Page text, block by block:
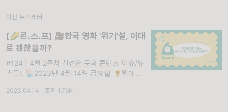
이전 뉴스레터
[🌽콘.스.프] 🎥한국 영화 '위기'설, 이대
로 괜찮을까?
#124 | 4월 2주차 신선한 문화 콘텐츠 이슈/뉴
스들!. 🏪2023년 4월 14일 금요일 🌻웹에서
2023.04.14 조회 1.76K